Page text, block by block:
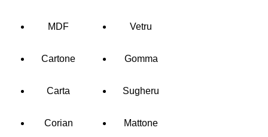
MDF Vetru
Cartone Gomma
Carta Sugheru
Corian Mattone